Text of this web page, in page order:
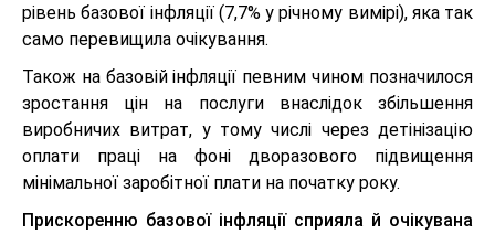
рівень базової інфляції (7,7% у річному вимірі), яка так
само перевищила очікування.
Також на базовій інфляції певним чином позначилося
зростання цін на послуги внаслідок збільшення
виробничих витрат, у тому числі через детінізацію
оплати праці на фоні дворазового підвищення
мінімальної заробітної плати на початку року.
Прискоренню базової інфляції сприяла й очікувана